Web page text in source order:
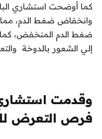
كما أوضحت استشاري
وانخفاض ضغط الدم،
ضغط الدم المنخفض،
إلي الشعور بالدوخة
وقدمت
فرص التعرض